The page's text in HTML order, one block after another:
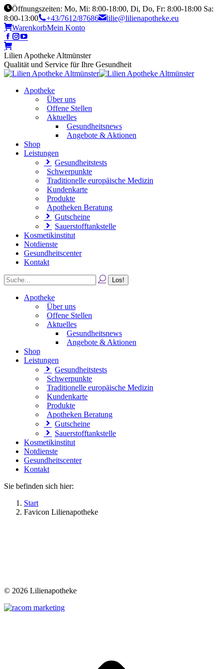
Öffnungszeiten: Mo, Mi: 8:00-18:00, Di, Do, Fr: 8:00-18:00 Sa:
8:00-13:00
+43/7612/87686
lilie@lilienapotheke.eu
WarenkorbMein Konto
Lilien Apotheke Altmünster
Qualität und Service für Ihre Gesundheit
Apotheke
Über uns
Offene Stellen
Aktuelles
Gesundheitsnews
Angebote & Aktionen
Shop
Leistungen
Gesundheitstests
Schwerpunkte
Traditionelle europäische Medizin
Kundenkarte
Produkte
Apotheken Beratung
Gutscheine
Sauerstofftankstelle
Kosmetikinstitut
Notdienste
Gesundheitscenter
Kontakt
Apotheke
Über uns
Offene Stellen
Aktuelles
Gesundheitsnews
Angebote & Aktionen
Shop
Leistungen
Gesundheitstests
Schwerpunkte
Traditionelle europäische Medizin
Kundenkarte
Produkte
Apotheken Beratung
Gutscheine
Sauerstofftankstelle
Kosmetikinstitut
Notdienste
Gesundheitscenter
Kontakt
Sie befinden sich hier:
Start
Favicon Lilienapotheke
© 2026 Lilienapotheke